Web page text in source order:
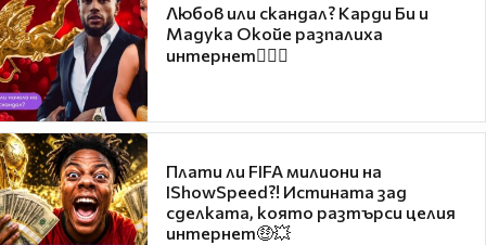
Любов или скандал? Карди Би и
Мадука Окойе разпалиха
интернет❤️‍🔥🔥
Плати ли FIFA милиони на
IShowSpeed?! Истината зад
сделката, която разтърси целия
интернет🤑💥